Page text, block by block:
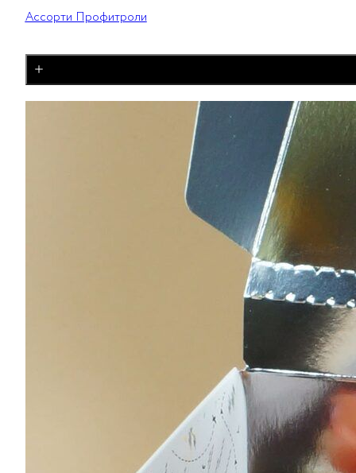
Ассорти Профитроли